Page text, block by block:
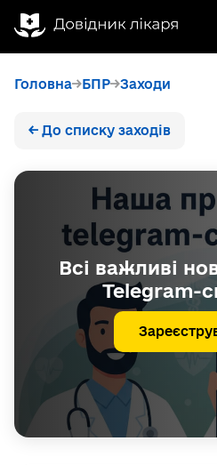
Головна БПР Заходи
← До списку заходів
Всі важливі
Telegram-